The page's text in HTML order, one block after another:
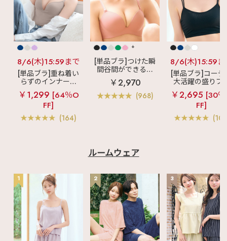
8/6(木)15:59まで
[単品ブラ]重ね着い
らずのインナーブ
ラ
リッチバスト
ブラトップ (ワイヤ
ー入り)
￥1,299 [64％O
FF]
(164)
+
[単品ブラ]つけた瞬
間谷間ができるシ
ームレスブラ
盛ブラ(R) シームレ
ス 単品ブラジャー
￥2,970
(968)
8/6(木)15:59ま
[単品ブラ]コーデ
大活躍の盛りブ
ショートレン
ス ブラトップ 超
ブラ(R) 単品ブ
ャー
￥2,695 [30
FF]
ルームウェア
1 2 3